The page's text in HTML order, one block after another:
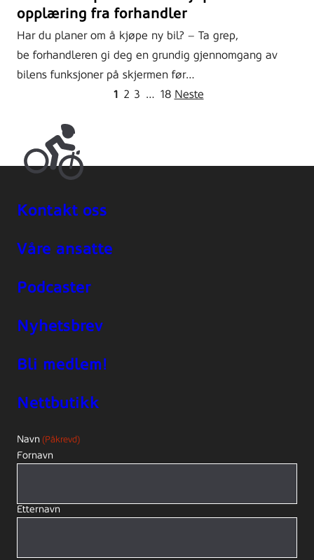
opplæring fra forhandler
Har du planer om å kjøpe ny bil? – Ta grep,
be forhandleren gi deg en grundig gjennomgang av
bilens funksjoner på skjermen før…
1 2 3 … 18 Neste
Kontakt oss
Våre ansatte
Podcaster
Nyhetsbrev
Bli medlem!
Nettbutikk
Navn (Påkrevd)
Fornavn
Etternavn